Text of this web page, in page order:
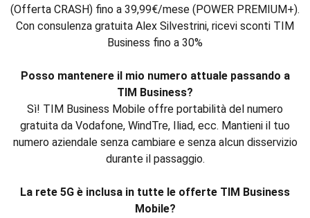
(Offerta CRASH) fino a 39,99€/mese (POWER PREMIUM+).
Con consulenza gratuita Alex Silvestrini, ricevi sconti TIM
Business fino a 30%
Posso mantenere il mio numero attuale passando a
TIM Business?
Sì! TIM Business Mobile offre portabilità del numero
gratuita da Vodafone, WindTre, Iliad, ecc. Mantieni il tuo
numero aziendale senza cambiare e senza alcun disservizio
durante il passaggio.
La rete 5G è inclusa in tutte le offerte TIM Business
Mobile?